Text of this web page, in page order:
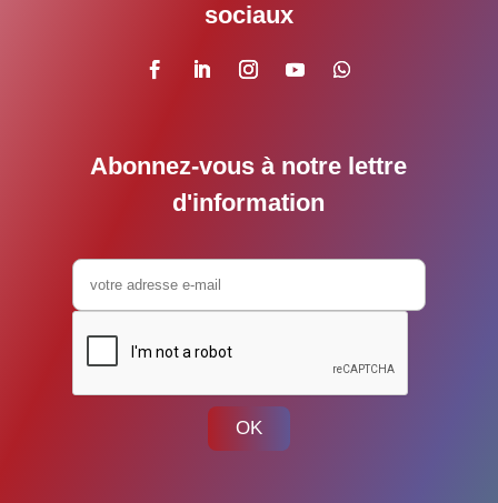
sociaux
Abonnez-vous à notre lettre
d'information
OK